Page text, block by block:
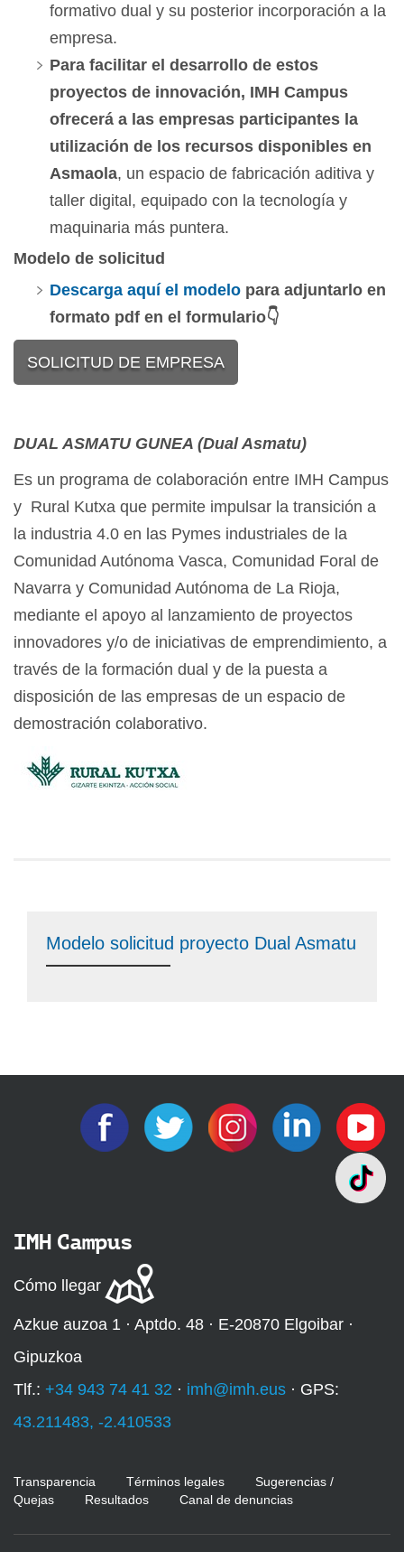
formativo dual y su posterior incorporación a la
empresa.
Para facilitar el desarrollo de estos
proyectos de innovación, IMH Campus
ofrecerá a las empresas participantes la
utilización de los recursos disponibles en
Asmaola, un espacio de fabricación aditiva y
taller digital, equipado con la tecnología y
maquinaria más puntera.
Modelo de solicitud
Descarga aquí el modelo para adjuntarlo en
formato pdf en el formulario👇
SOLICITUD DE EMPRESA
DUAL ASMATU GUNEA (Dual Asmatu)
Es un programa de colaboración entre IMH Campus
y Rural Kutxa que permite impulsar la transición a
la industria 4.0 en las Pymes industriales de la
Comunidad Autónoma Vasca, Comunidad Foral de
Navarra y Comunidad Autónoma de La Rioja,
mediante el apoyo al lanzamiento de proyectos
innovadores y/o de iniciativas de emprendimiento, a
través de la formación dual y de la puesta a
disposición de las empresas de un espacio de
demostración colaborativo.
Modelo solicitud proyecto Dual Asmatu
IMH Campus
Cómo llegar
Azkue auzoa 1 · Aptdo. 48 · E-20870 Elgoibar ·
Gipuzkoa
Tlf.: +34 943 74 41 32 · imh@imh.eus · GPS:
43.211483, -2.410533
Transparencia Términos legales
Sugerencias /
Quejas
Resultados Canal de denuncias